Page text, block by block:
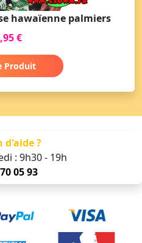
hawaïenne palmiers
€
Produit
d'aide ?
: 9h30 - 19h
05 93